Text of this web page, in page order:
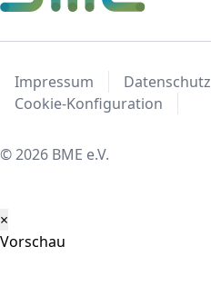
Impressum Datenschutz
Cookie-Konfiguration
© 2026 BME e.V.
×
Vorschau